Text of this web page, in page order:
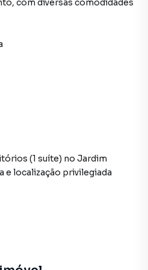
, com diversas comodidades
(1 suíte) no Jardim
e localização privilegiada
une charme